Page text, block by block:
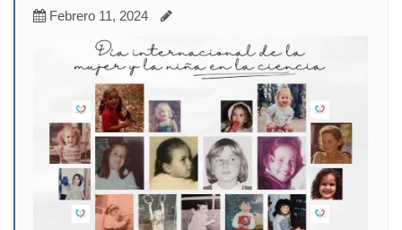
Febrero 11, 2024